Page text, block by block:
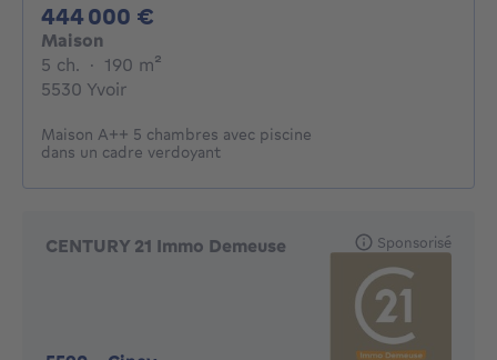
444 000 €
Maison
5 ch. 5 chambres
· 190 m²
5530 Yvoir
Maison A++ 5 chambres avec piscine
dans un cadre verdoyant
CENTURY 21 Immo Demeuse Sponsorisé